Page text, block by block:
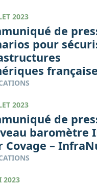
2023
de
pour
2023
de
baromètre
Covage –
2023